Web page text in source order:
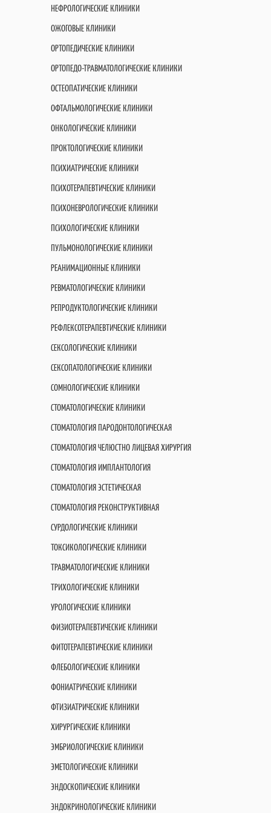
НЕФРОЛОГИЧЕСКИЕ КЛИНИКИ
ОЖОГОВЫЕ КЛИНИКИ
ОРТОПЕДИЧЕСКИЕ КЛИНИКИ
ОРТОПЕДО-ТРАВМАТОЛОГИЧЕСКИЕ КЛИНИКИ
ОСТЕОПАТИЧЕСКИЕ КЛИНИКИ
ОФТАЛЬМОЛОГИЧЕСКИЕ КЛИНИКИ
ОНКОЛОГИЧЕСКИЕ КЛИНИКИ
ПРОКТОЛОГИЧЕСКИЕ КЛИНИКИ
ПСИХИАТРИЧЕСКИЕ КЛИНИКИ
ПСИХОТЕРАПЕВТИЧЕСКИЕ КЛИНИКИ
ПСИХОНЕВРОЛОГИЧЕСКИЕ КЛИНИКИ
ПСИХОЛОГИЧЕСКИЕ КЛИНИКИ
ПУЛЬМОНОЛОГИЧЕСКИЕ КЛИНИКИ
РЕАНИМАЦИОННЫЕ КЛИНИКИ
РЕВМАТОЛОГИЧЕСКИЕ КЛИНИКИ
РЕПРОДУКТОЛОГИЧЕСКИЕ КЛИНИКИ
РЕФЛЕКСОТЕРАПЕВТИЧЕСКИЕ КЛИНИКИ
СЕКСОЛОГИЧЕСКИЕ КЛИНИКИ
СЕКСОПАТОЛОГИЧЕСКИЕ КЛИНИКИ
СОМНОЛОГИЧЕСКИЕ КЛИНИКИ
СТОМАТОЛОГИЧЕСКИЕ КЛИНИКИ
СТОМАТОЛОГИЯ ПАРОДОНТОЛОГИЧЕСКАЯ
СТОМАТОЛОГИЯ ЧЕЛЮСТНО ЛИЦЕВАЯ ХИРУРГИЯ
СТОМАТОЛОГИЯ ИМПЛАНТОЛОГИЯ
СТОМАТОЛОГИЯ ЭСТЕТИЧЕСКАЯ
СТОМАТОЛОГИЯ РЕКОНСТРУКТИВНАЯ
СУРДОЛОГИЧЕСКИЕ КЛИНИКИ
ТОКСИКОЛОГИЧЕСКИЕ КЛИНИКИ
ТРАВМАТОЛОГИЧЕСКИЕ КЛИНИКИ
ТРИХОЛОГИЧЕСКИЕ КЛИНИКИ
УРОЛОГИЧЕСКИЕ КЛИНИКИ
ФИЗИОТЕРАПЕВТИЧЕСКИЕ КЛИНИКИ
ФИТОТЕРАПЕВТИЧЕСКИЕ КЛИНИКИ
ФЛЕБОЛОГИЧЕСКИЕ КЛИНИКИ
ФОНИАТРИЧЕСКИЕ КЛИНИКИ
ФТИЗИАТРИЧЕСКИЕ КЛИНИКИ
ХИРУРГИЧЕСКИЕ КЛИНИКИ
ЭМБРИОЛОГИЧЕСКИЕ КЛИНИКИ
ЭМЕТОЛОГИЧЕСКИЕ КЛИНИКИ
ЭНДОСКОПИЧЕСКИЕ КЛИНИКИ
ЭНДОКРИНОЛОГИЧЕСКИЕ КЛИНИКИ